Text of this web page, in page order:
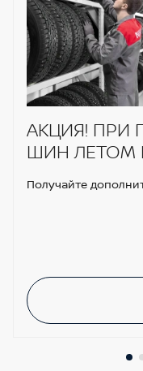
АКЦИЯ! ПРИ
ШИН ЛЕТОМ
Получайте